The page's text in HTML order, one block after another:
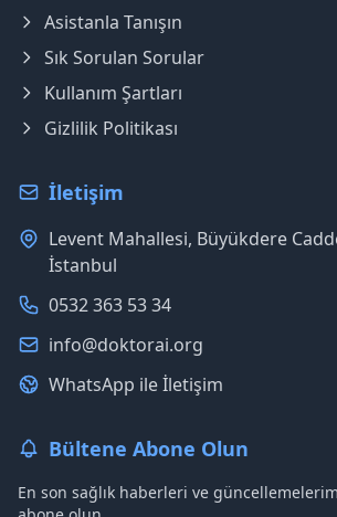
Asistanla Tanışın
Sık Sorulan Sorular
Kullanım Şartları
Gizlilik Politikası
İletişim
Levent Mahallesi, Büyükdere
İstanbul
0532 363 53 34
info@doktorai.org
WhatsApp ile İletişim
Bültene Abone Olun
En son sağlık haberleri ve